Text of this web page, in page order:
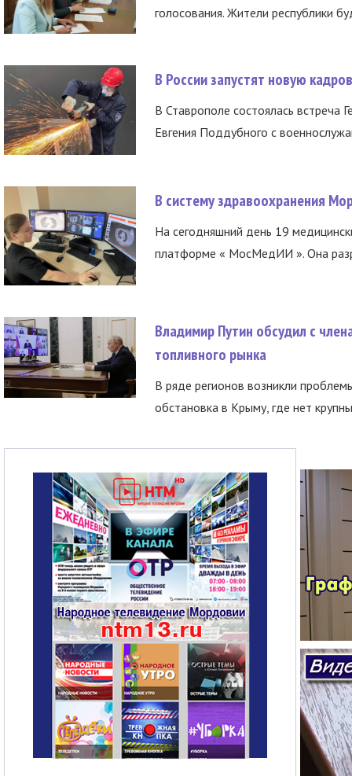
голосования. Жители республики
В России запустят новую
В Ставрополе состоялась встреча
Евгения Поддубного с
В систему здравоохранения
На сегодняшний день 19
платформе « МосМедИИ ». Она
Владимир Путин обсудил с
топливного рынка
В ряде регионов возникли
обстановка в Крыму, где нет